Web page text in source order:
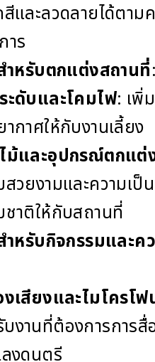
สีและลวดลายได้ตาม
าร
หรับตกแต่งสถานที่:
ะดับและโคมไฟ: เพิ่ม
ากาศให้กับงานเลี้ยง
ม้และอุปกรณ์ตกแต่
สวยงามและความเป็น
ชาติให้กับสถานที่
หรับกิจกรรมและค
งเสียงและไมโครโฟ
บงานที่ต้องการการสื่
ลงดนตรี